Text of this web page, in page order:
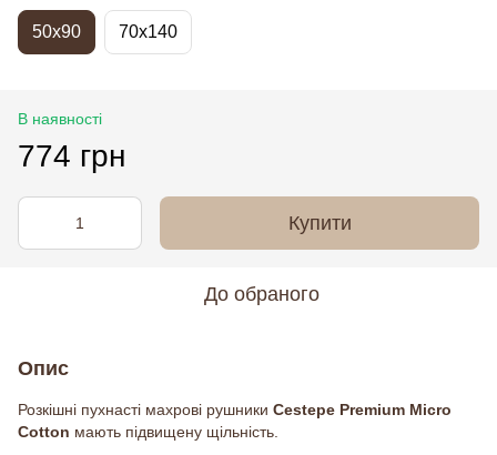
50x90 70x140
В наявності
774 грн
Купити
До обраного
Опис
Розкішні пухнасті махрові рушники Cestepе Premium Micro
Cotton мають підвищену щільність.